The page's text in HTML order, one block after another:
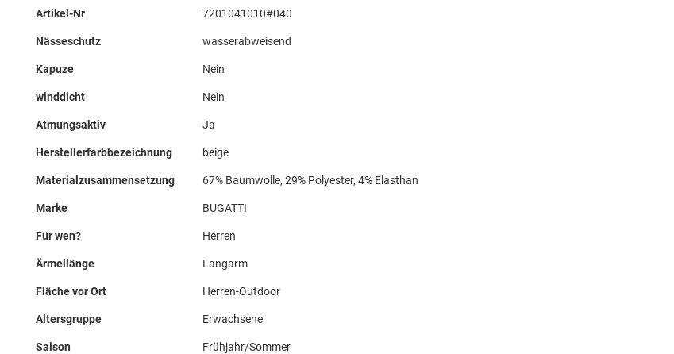
Mehr
Artikel-Nr 7201041010#040
Nässeschutz wasserabweisend
Kapuze Nein
winddicht Nein
Atmungsaktiv Ja
Herstellerfarbbezeichnung beige
Materialzusammensetzung 67% Baumwolle, 29% Polyester, 4% Elasthan
Marke BUGATTI
Für wen? Herren
Ärmellänge Langarm
Fläche vor Ort Herren-Outdoor
Altersgruppe Erwachsene
Saison Frühjahr/Sommer